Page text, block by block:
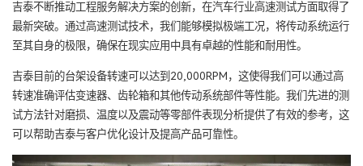
吉泰不断推动工程服务解决方案的创新，在汽车行业高速测试方面取得了
最新突破。通过高速测试技术，我们能够模拟极端工况，将传动系统运行
至其自身的极限，确保在现实应用中具有卓越的性能和耐用性。
吉泰目前的台架设备转速可以达到20,000RPM，这使得我们可以通过高
转速准确评估变速器、齿轮箱和其他传动系统部件等性能。我们先进的测
试方法针对磨损、温度以及震动等零部件表现分析提供了有效的参考，这
可以帮助吉泰与客户优化设计及提高产品可靠性。